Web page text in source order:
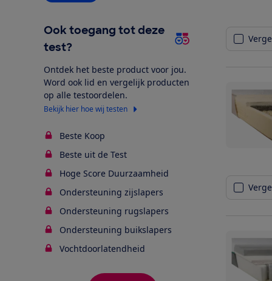
Ook toegang tot deze
test?
Ontdek het beste product voor jou.
Word ook lid en vergelijk producten
op alle testoordelen.
Bekijk hier hoe wij testen
Beste Koop
Beste uit de Test
Hoge Score Duurzaamheid
Ondersteuning zijslapers
Ondersteuning rugslapers
Ondersteuning buikslapers
Vochtdoorlatendheid